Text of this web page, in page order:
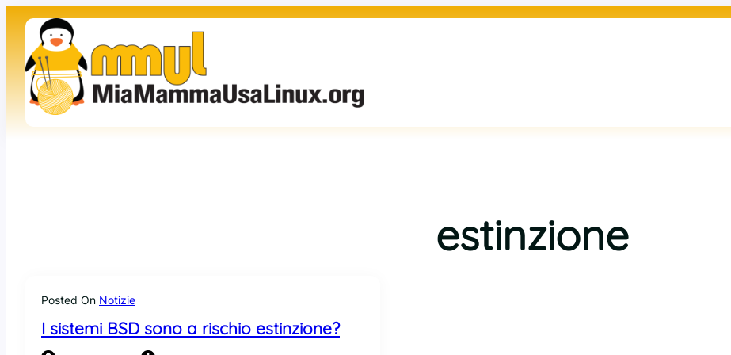
contenuto
estinzione
Posted On Notizie
I sistemi BSD sono a rischio estinzione?